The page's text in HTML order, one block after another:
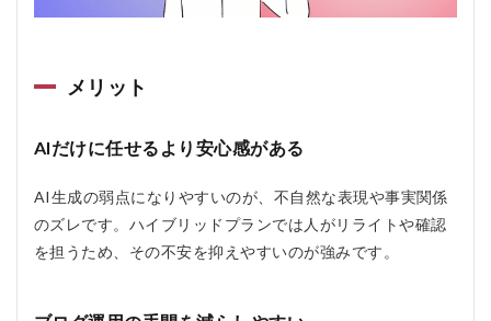
ます
WordPress
自分でやる
必要があり
6.4
Q4.
料金
です
メリット
AIだけに任せるより安心感がある
AI生成の弱点になりやすいのが、不自然な表現や事実関係
のズレです。ハイブリッドプランでは人がリライトや確認
を担うため、その不安を抑えやすいのが強みです。